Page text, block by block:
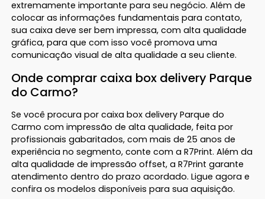
extremamente importante para seu negócio. Além de
colocar as informações fundamentais para contato,
sua caixa deve ser bem impressa, com alta qualidade
gráfica, para que com isso você promova uma
comunicação visual de alta qualidade a seu cliente.
Onde comprar caixa box delivery Parque
do Carmo?
Se você procura por caixa box delivery Parque do
Carmo com impressão de alta qualidade, feita por
profissionais gabaritados, com mais de 25 anos de
experiência no segmento, conte com a R7Print. Além da
alta qualidade de impressão offset, a R7Print garante
atendimento dentro do prazo acordado. Ligue agora e
confira os modelos disponíveis para sua aquisição.